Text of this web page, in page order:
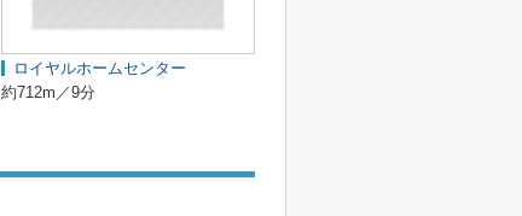
ロイヤルホームセンター
約712m／9分